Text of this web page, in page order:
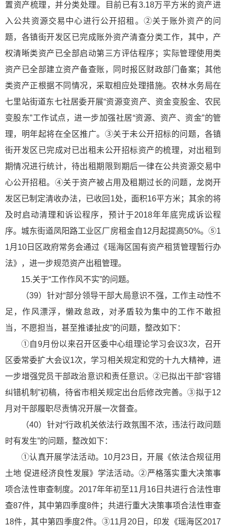
置资产梳理，并分类处理。目前已有3.18万平方米的资产进
入公共资源交易中心进行公开招租。②关于账外资产的问
题，各镇街开发区已完成账外资产清查分类工作，其中，产
权清晰类资产已全部启动第三方评估程序；实际管理使用类
资产已全部建立资产备查账，同时报区财政部门备案；其他
类资产正根据不同情况，采取相应处理措施。农林水务局在
七里站街道东七社居委开展“资源变资产、资金变股金、农民
变股东”工作试点，进一步加强社居“资源、资产、资金”的管
理，明年起将在全区推广。③关于未公开招标的问题，各镇
街开发区已完成对已出租未公开招标资产的梳理，对出租到
期情况进行统计，待出租期限到期后一律在公共资源交易中
心公开招租。④关于资产被占用及租期过长的问题，龙岗开
发区已制定清收办法，已收回1处，面积16平方米；其余的将
及时启动清理和诉讼程序，预计于2018年年底完成诉讼程
序。城东街道凤阳路工业区厂房租金自12月起提高50%。⑤1
1月10日区政府常务会通过《瑶海区国有资产租赁管理暂行办
法》，进一步规范资产出租管理。
15.关于“工作作风不实”的问题。
（39）针对“部分领导干部大局意识不强，工作主动性不
足，作风漂浮，懒政怠政，对矛盾较为集中的工作不敢担
当，不愿担当，甚至推诿扯皮”的问题，整改如下：
①自9月份以来召开区委中心组理论学习会议3次，召开
区委常委扩大会议1次，学习相关规定和党的十九大精神，进
一步增强党员干部政治意识和责任意识。②已拟出干部“容错
纠错机制”初稿，待省市相关规定出台后修改完善。③拟于12
月对干部履职尽责情况开展一次督查。
（40）针对“行政机关依法行政氛围不浓，违法行政问题
时有发生”的问题，整改如下：
①认真开展学法活动。10月23日，开展《依法合规征用
土地 促进经济良性发展》学法活动。②严格落实重大决策事
项合法性审查制度。2017年年初至11月16日共进行合法性审
查87件，其中第四季度8件；共进行重大决策事项合法性审查
18件，其中第四季度2件。③11月20日，印发《瑶海区2017